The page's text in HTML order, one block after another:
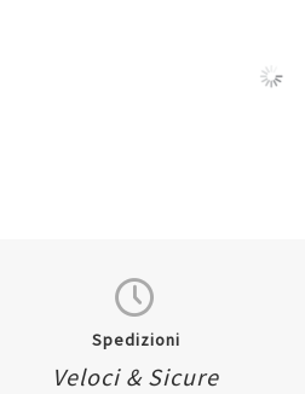
Spedizioni
Veloci & Sicure